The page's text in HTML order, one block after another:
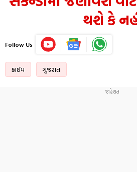
થશે કે
Follow Us
ક્રાઈમ ગુજરાત